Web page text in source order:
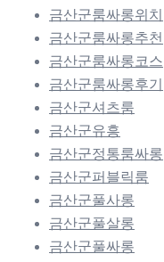
금산군룸싸롱위치
금산군룸싸롱추천
금산군룸싸롱코스
금산군룸싸롱후기
금산군셔츠룸
금산군유흥
금산군정통룸싸롱
금산군퍼블릭룸
금산군풀사롱
금산군풀살롱
금산군풀싸롱